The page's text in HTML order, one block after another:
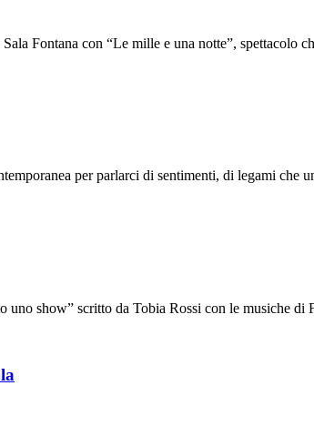
Fontana con “Le mille e una notte”, spettacolo
per parlarci di sentimenti, di legami che
show” scritto da Tobia Rossi con le musiche di